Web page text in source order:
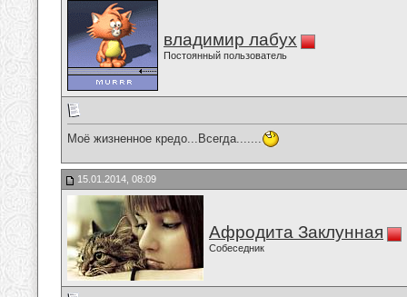
владимир лабух
Постоянный пользователь
Моё жизненное кредо...Всегда.......
15.01.2014, 08:09
Афродита Заклунная
Собеседник